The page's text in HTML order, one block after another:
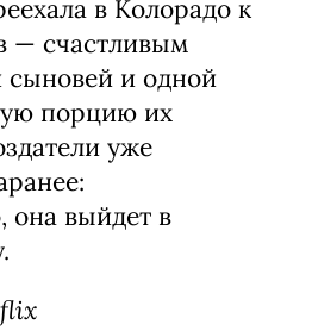
в Колорадо к
— счастливым
и одной
порцию их
уже
она выйдет в